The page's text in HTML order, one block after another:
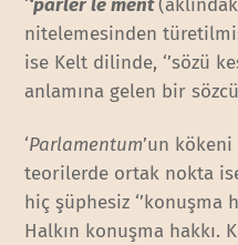
‘‘parler le ment
nitelemesinden
ise Kelt dilinde, ‘’sözü
anlamına gelen bir
‘Parlamentum’un
teorilerde ortak nokta
hiç şüphesiz ‘’konuşma
Halkın konuşma hakkı.